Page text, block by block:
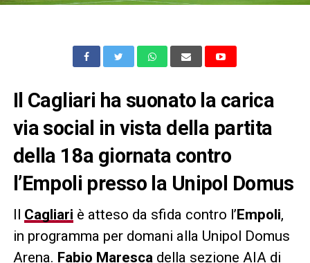
Il Cagliari ha suonato la carica
via social in vista della partita
della 18a giornata contro
l’Empoli presso la Unipol Domus
Il Cagliari è atteso da sfida contro l’Empoli,
in programma per domani alla Unipol Domus
Arena. Fabio Marescadella sezione AIA di